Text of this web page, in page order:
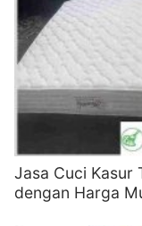
Jasa Cuci Kasur
dengan Harga